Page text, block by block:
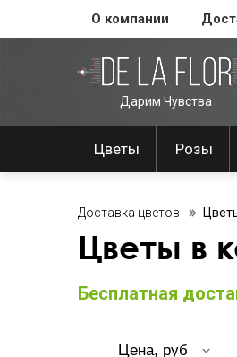
О компании
Дарим Чувства
Цветы Розы
Доставка цветов
Цветы в
Бесплатная
Цена, руб